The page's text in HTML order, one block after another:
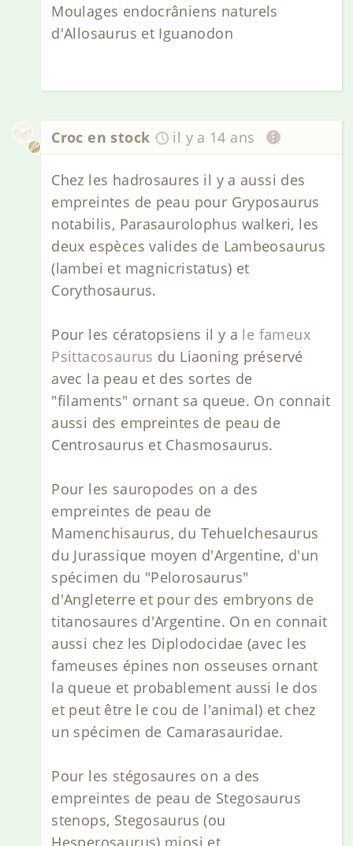
Moulages endocrâniens naturels
d'Allosaurus et Iguanodon
Croc en stock il y a 14 ans
Chez les hadrosaures il y a aussi des
empreintes de peau pour Gryposaurus
notabilis, Parasaurolophus walkeri, les
deux espèces valides de Lambeosaurus
(lambei et magnicristatus) et
Corythosaurus.
Pour les cératopsiens il y a le fameux
Psittacosaurus du Liaoning préservé
avec la peau et des sortes de
"filaments" ornant sa queue. On connait
aussi des empreintes de peau de
Centrosaurus et Chasmosaurus.
Pour les sauropodes on a des
empreintes de peau de
Mamenchisaurus, du Tehuelchesaurus
du Jurassique moyen d'Argentine, d'un
spécimen du "Pelorosaurus"
d'Angleterre et pour des embryons de
titanosaures d'Argentine. On en connait
aussi chez les Diplodocidae (avec les
fameuses épines non osseuses ornant
la queue et probablement aussi le dos
et peut être le cou de l'animal) et chez
un spécimen de Camarasauridae.
Pour les stégosaures on a des
empreintes de peau de Stegosaurus
stenops, Stegosaurus (ou